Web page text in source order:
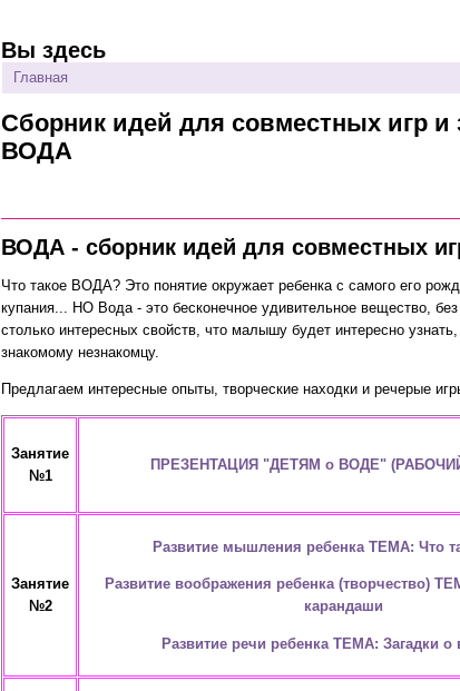
Вы здесь
Главная
Сборник идей для совместных игр и
ВОДА
ВОДА - сборник идей для совместных
Что такое ВОДА? Это понятие окружает ребенка с самого его
купания... НО Вода - это бесконечное удивительное вещество,
столько интересных свойств, что малышу будет интересно
знакомому незнакомцу.
Предлагаем интересные опыты, творческие находки и речерые
Занятие
№1
ПРЕЗЕНТАЦИЯ "ДЕТЯМ о ВОДЕ"
Занятие
№2
Развитие мышления ребенка ТЕМА: Что
Развитие воображения ребенка (творчество)
карандаши
Развитие речи ребенка ТЕМА: Загадки о